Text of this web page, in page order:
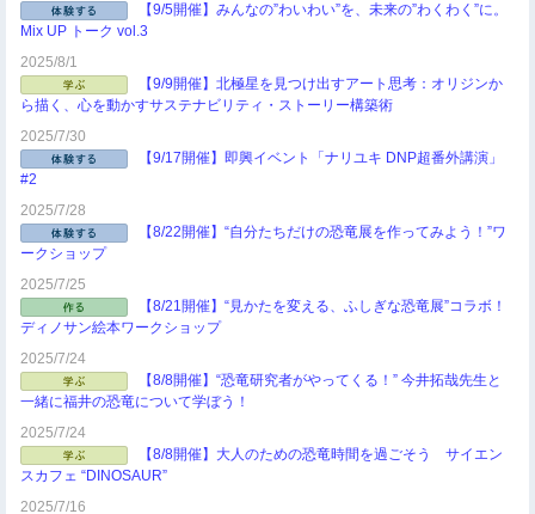
【9/5開催】みんなの”わいわい”を、未来の”わくわく”に。
Mix UP トーク vol.3
2025/8/1
【9/9開催】北極星を見つけ出すアート思考：オリジンか
ら描く、心を動かすサステナビリティ・ストーリー構築術
2025/7/30
【9/17開催】即興イベント「ナリユキ DNP超番外講演」
#2
2025/7/28
【8/22開催】“自分たちだけの恐竜展を作ってみよう！”ワ
ークショップ
2025/7/25
【8/21開催】“見かたを変える、ふしぎな恐竜展”コラボ！
ディノサン絵本ワークショップ
2025/7/24
【8/8開催】“恐竜研究者がやってくる！” 今井拓哉先生と
一緒に福井の恐竜について学ぼう！
2025/7/24
【8/8開催】大人のための恐竜時間を過ごそう サイエン
スカフェ “DINOSAUR”
2025/7/16